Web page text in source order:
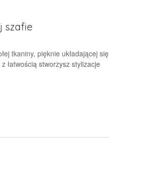
szafie
tkaniny, pięknie układającej się
łatwością stworzysz stylizacje